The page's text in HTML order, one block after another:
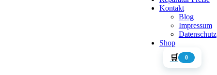
Kontakt
Blog
Impressum
Datenschutz
Shop
🛒 0